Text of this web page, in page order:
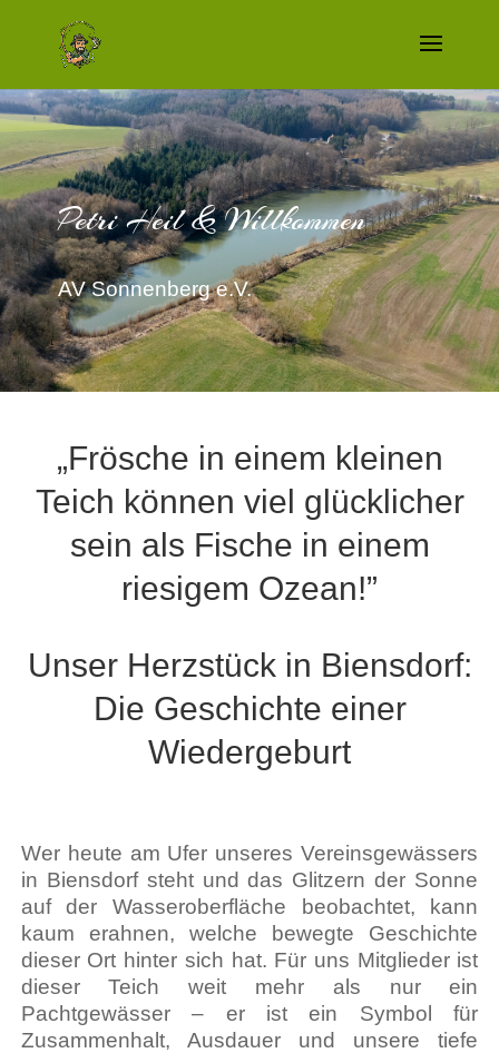
Petri Heil & Willkommen
AV Sonnenberg e.V.
„Frösche in einem kleinen
Teich können viel glücklicher
sein als Fische in einem
riesigem Ozean!”
Unser Herzstück in Biensdorf:
Die Geschichte einer
Wiedergeburt
Wer heute am Ufer unseres Vereinsgewässers
in Biensdorf steht und das Glitzern der Sonne
auf der Wasseroberfläche beobachtet, kann
kaum erahnen, welche bewegte Geschichte
dieser Ort hinter sich hat. Für uns Mitglieder ist
dieser Teich weit mehr als nur ein
Pachtgewässer – er ist ein Symbol für
Zusammenhalt, Ausdauer und unsere tiefe